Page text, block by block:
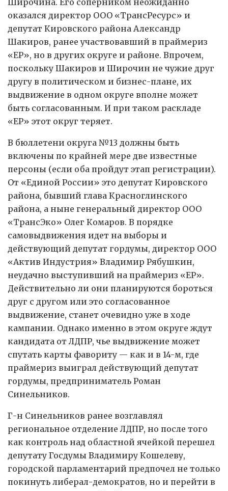
Широчина. Его соперником неожиданно
оказался директор ООО «ТрансРесурс» и
депутат Кировского района Александр
Шакиров, ранее участвовавший в праймериз
«ЕР», но в других округе и районе. Впрочем,
поскольку Шакиров и Широчин не чужие друг
другу в политическом и бизнес-плане, их
выдвижение в одном округе вполне может
быть согласованным. И при таком раскладе
«ЕР» этот округ теряет.
В бюллетени округа №13 должны быть
включены по крайней мере две известные
персоны (если оба пройдут этап регистрации).
От «Единой России» это депутат Кировского
района, бывший глава Красноглинского
района, а ныне генеральный директор ООО
«ТрансЭко» Олег Комаров. В порядке
самовыдвижения идет на выборы и
действующий депутат гордумы, директор ООО
«Актив Индустрия» Владимир Рябушкин,
неудачно выступивший на праймериз «ЕР».
Действительно ли они планируются бороться
друг с другом или это согласованное
выдвижение, станет очевидно уже в ходе
кампании. Однако именно в этом округе ждут
кандидата от ЛДПР, чье выдвижение может
спутать карты фавориту — как и в 14-м, где
праймериз выиграл действующий депутат
гордумы, предприниматель Роман
Синельников.
Г-н Синельников ранее возглавлял
региональное отделение ЛДПР, но после того
как контроль над областной ячейкой перешел
депутату Госдумы Владимиру Кошелеву,
городской парламентарий предпочел не только
покинуть либерал-демократов, но и перейти в